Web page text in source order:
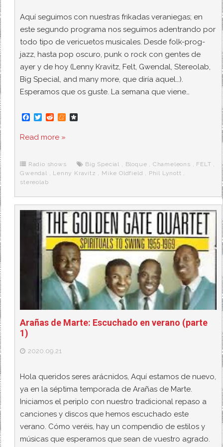
Aquí seguimos con nuestras frikadas veraniegas; en
este segundo programa nos seguimos adentrando por
todo tipo de vericuetos musicales. Desde folk-prog-
jazz, hasta pop oscuro, punk o rock con gentes de
ayer y de hoy (Lenny Kravitz, Felt, Gwendal, Stereolab,
Big Special, and many more, que diría aquel…).
Esperamos que os guste. La semana que viene…
F
e
o
k
T
t
r
R
d
M
e
r
a
Read more »
Radio shows Big Special , Bloque , Chameleons , FELT ,
Gwendal , Lenny Kravitz , Mike Oldfield , Phil Lynott ,
stereolab
Arañas de Marte: Escuchado en verano (parte
1)
2020.09.21
Hola queridos seres arácnidos, Aquí estamos de nuevo,
ya en la séptima temporada de Arañas de Marte.
Iniciamos el periplo con nuestro tradicional repaso a
canciones y discos que hemos escuchado este
verano. Cómo veréis, hay un compendio de estilos y
músicas que esperamos que sean de vuestro agrado.